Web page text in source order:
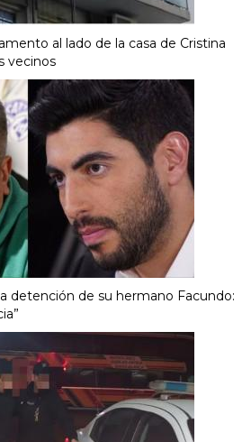
al lado de la casa de Cristina
vecinos
detención de su hermano Facundo: